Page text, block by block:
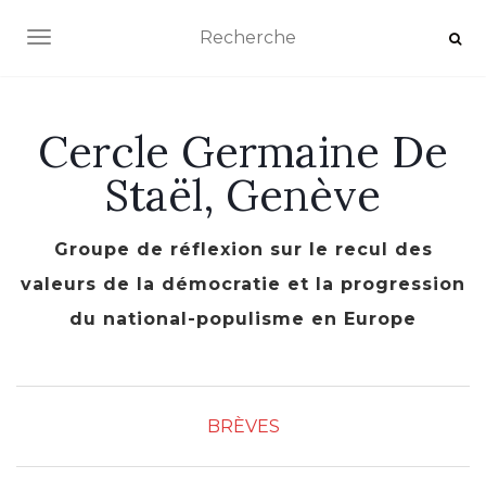
AFFICHER/MASQUER LA NAVIGATION
Cercle Germaine De
Staël, Genève
Groupe de réflexion sur le recul des
valeurs de la démocratie et la progression
du national-populisme en Europe
BRÈVES